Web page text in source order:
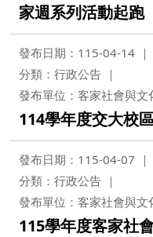
家週系列活動起跑
發布日期：115-04-14
分類：行政公告
發布單位：客家社會與文
114學年度交大校
發布日期：115-04-07
分類：行政公告
發布單位：客家社會與文
115學年度客家社